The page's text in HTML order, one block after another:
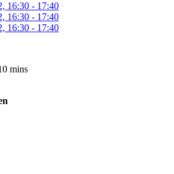
16:30 - 17:40
16:30 - 17:40
16:30 - 17:40
mins